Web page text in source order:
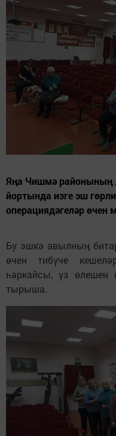
Яңа Чишмә районының
йортында изге эш
операциядәгеләр өчен
Бу эшкә авылның
өчен тибүче
һәркайсы, үз өлешен
тырыша.